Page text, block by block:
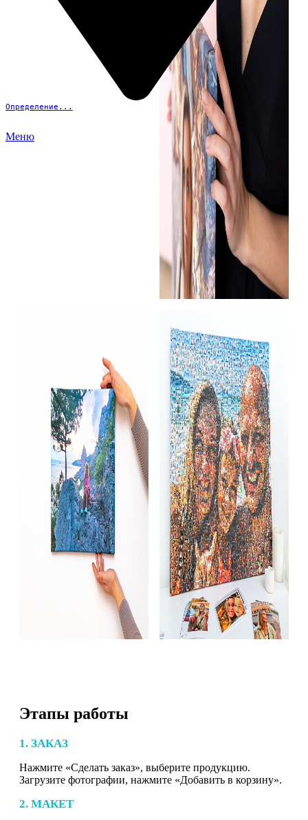
Определение...
Меню
Этапы работы
1. ЗАКАЗ
Нажмите «Сделать заказ», выберите продукцию.
Загрузите фотографии, нажмите «Добавить в корзину».
2. МАКЕТ